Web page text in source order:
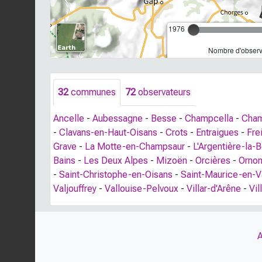
1976
Nombre
32communes 72observateurs
Ancelle - Aubessagne - Besse - Champcella -
- Clavans-en-Haut-Oisans - Crots - Entraigues -
Grave - La Motte-en-Champsaur - L'Argentière-la-
Bains - Les Deux Alpes - Mizoën - Orcières - Ornon
- Saint-Christophe-en-Oisans - Saint-Maurice-en-
Valjouffrey - Vallouise-Pelvoux - Villar-d'Arêne -